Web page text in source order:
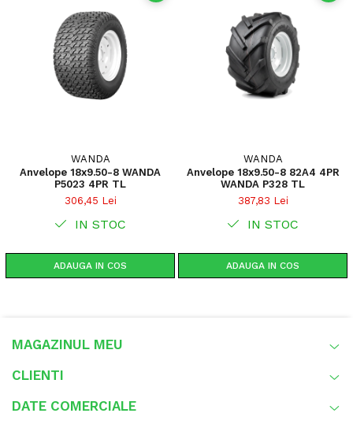
WANDA
Anvelope 18x9.50-8 WANDA
P5023 4PR TL
306,45 Lei
IN STOC
ADAUGA IN COS
WANDA
Anvelope 18x9.50-8 82A4 4PR
WANDA P328 TL
387,83 Lei
IN STOC
ADAUGA IN COS
MAGAZINUL MEU
CLIENTI
DATE COMERCIALE